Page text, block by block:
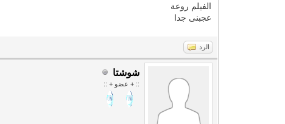
الفيلم روعة
عجبنى جدا
الرد
شوشتا
:: + عضو + ::